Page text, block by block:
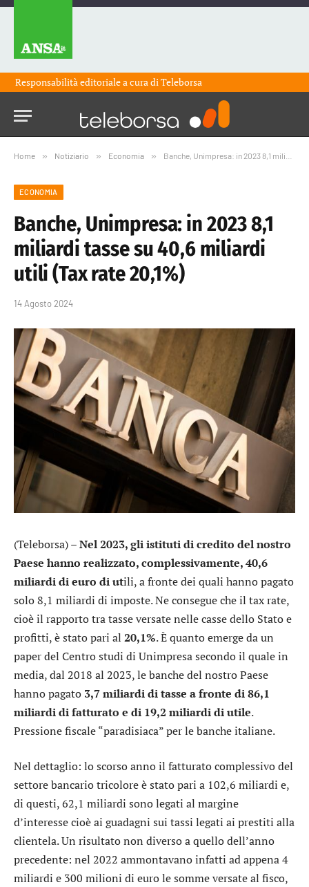
Responsabilità editoriale a cura diTeleborsa
Home » Notiziario » Economia » Banche, Unimpresa: in 2023 8,1 miliardi tasse su 40,6 miliardi utili (Tax rate 20,1%)
ECONOMIA
Banche, Unimpresa: in 2023 8,1
miliardi tasse su 40,6 miliardi
utili (Tax rate 20,1%)
14 Agosto 2024
(Teleborsa) –Nel 2023, gli istituti di credito del nostro
Paese hanno realizzato, complessivamente, 40,6
miliardi di euro di utili, a fronte dei quali hanno pagato
solo 8,1 miliardi di imposte. Ne consegue che il tax rate,
cioè il rapporto tra tasse versate nelle casse dello Stato e
profitti, è stato pari al 20,1%. È quanto emerge da un
paper del Centro studi di Unimpresa secondo il quale in
media, dal 2018 al 2023, le banche del nostro Paese
hanno pagato 3,7 miliardi di tasse a fronte di 86,1
miliardi di fatturato e di 19,2 miliardi di utile.
Pressione fiscale “paradisiaca” per le banche italiane.
Nel dettaglio: lo scorso anno il fatturato complessivo del
settore bancario tricolore è stato pari a 102,6 miliardi e,
di questi, 62,1 miliardi sono legati al margine
d’interesse cioè ai guadagni sui tassi legati ai prestiti alla
clientela. Un risultato non diverso a quello dell’anno
precedente: nel 2022 ammontavano infatti ad appena 4
miliardi e 300 milioni di euro le somme versate al fisco,